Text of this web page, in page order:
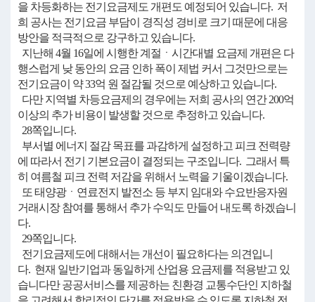
을 차등화하는 전기요금제도 개편도 예정되어 있습니다. 저
희 공사는 전기요금 부담이 경직성 경비로 크기 때문에 대응
방안을 적극적으로 강구하고 있습니다.
지난해 4월 16일에 시행한 계절ㆍ시간대별 요금제 개편은 다
행스럽게 낮 동안의 요금 인하 폭이 제법 커서 그것만으로는
전기요금이 약 33억 원 절감될 것으로 예상하고 있습니다.
다만 지역별 차등요금제의 경우에는 저희 공사의 연간 200억
이상의 추가 비용이 발생할 것으로 추정하고 있습니다.
28쪽입니다.
부서별 에너지 절감 목표를 과감하게 설정하고 피크 전력량
에 따라서 전기 기본요금이 결정되는 구조입니다. 그래서 특
히 여름철 피크 전력 저감을 위해서 노력을 기울이겠습니다.
또 태양광ㆍ연료전지 발전소 등 부지 임대와 수요반응자원
거래시장 참여를 통해서 추가 수익도 만들어 내도록 하겠습니
다.
29쪽입니다.
전기요금제도에 대해서는 개선이 필요하다는 의견입니
다. 현재 일반기업과 동일하게 산업용 요금제를 적용받고 있
습니다만 공공서비스를 제공하는 친환경 교통수단인 지하철